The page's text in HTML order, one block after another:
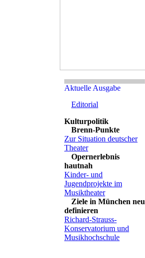
Editorial
Brenn-Punkte
Zur Situation deutscher
Theater
Opernerlebnis
hautnah
Kinder- und
Jugendprojekte im
Musiktheater
Ziele in München neu
definieren
Richard-Strauss-
Konservatorium und
Musikhochschule